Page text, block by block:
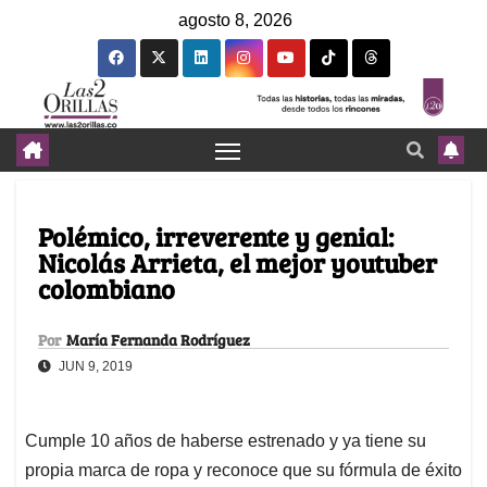
agosto 8, 2026
Polémico, irreverente y genial:
Nicolás Arrieta, el mejor youtuber
colombiano
Por María Fernanda Rodríguez
JUN 9, 2019
Cumple 10 años de haberse estrenado y ya tiene su
propia marca de ropa y reconoce que su fórmula de éxito